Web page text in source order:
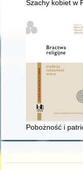
Szachy kobiet w
Pobożność i